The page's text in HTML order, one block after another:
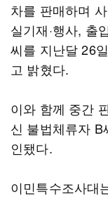
차를 판매하며
실기재·행사, 출
씨를 지난달 26
고 밝혔다.
이와 함께 중간
신 불법체류자
인됐다.
이민특수조사대